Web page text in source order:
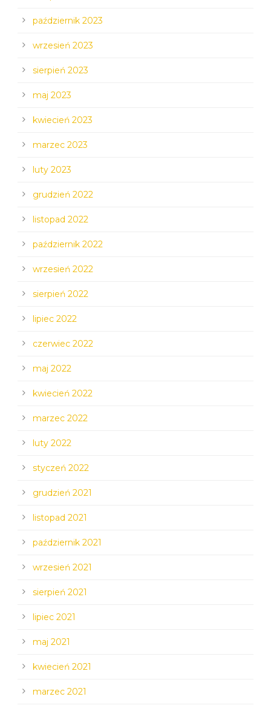
październik 2023
wrzesień 2023
sierpień 2023
maj 2023
kwiecień 2023
marzec 2023
luty 2023
grudzień 2022
listopad 2022
październik 2022
wrzesień 2022
sierpień 2022
lipiec 2022
czerwiec 2022
maj 2022
kwiecień 2022
marzec 2022
luty 2022
styczeń 2022
grudzień 2021
listopad 2021
październik 2021
wrzesień 2021
sierpień 2021
lipiec 2021
maj 2021
kwiecień 2021
marzec 2021